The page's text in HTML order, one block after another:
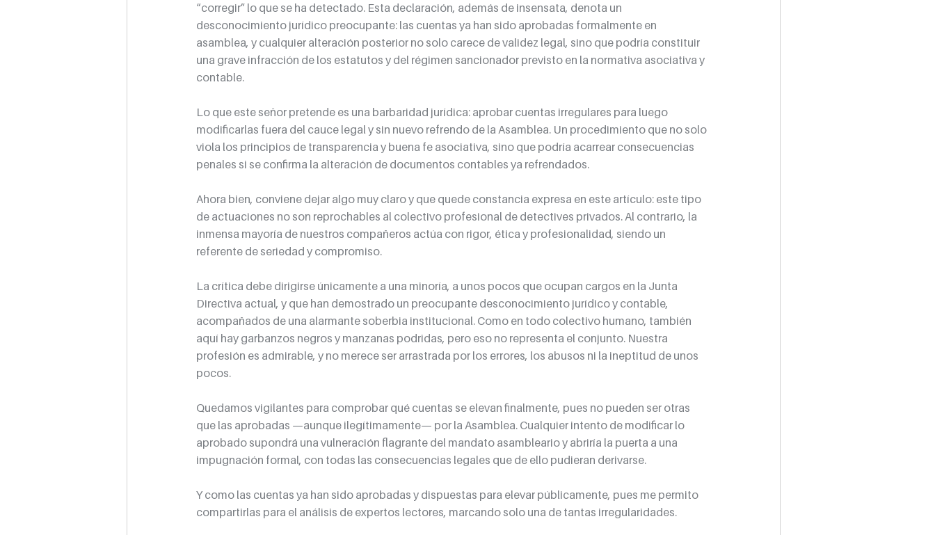
“corregir” lo que se ha detectado. Esta declaración, además de insensata, denota un
desconocimiento jurídico preocupante: las cuentas ya han sido aprobadas formalmente en
asamblea, y cualquier alteración posterior no solo carece de validez legal, sino que podría constituir
una grave infracción de los estatutos y del régimen sancionador previsto en la normativa asociativa y
contable.
Lo que este señor pretende es una barbaridad jurídica: aprobar cuentas irregulares para luego
modificarlas fuera del cauce legal y sin nuevo refrendo de la Asamblea. Un procedimiento que no solo
viola los principios de transparencia y buena fe asociativa, sino que podría acarrear consecuencias
penales si se confirma la alteración de documentos contables ya refrendados.
Ahora bien, conviene dejar algo muy claro y que quede constancia expresa en este artículo: este tipo
de actuaciones no son reprochables al colectivo profesional de detectives privados. Al contrario, la
inmensa mayoría de nuestros compañeros actúa con rigor, ética y profesionalidad, siendo un
referente de seriedad y compromiso.
La crítica debe dirigirse únicamente a una minoría, a unos pocos que ocupan cargos en la Junta
Directiva actual, y que han demostrado un preocupante desconocimiento jurídico y contable,
acompañados de una alarmante soberbia institucional. Como en todo colectivo humano, también
aquí hay garbanzos negros y manzanas podridas, pero eso no representa el conjunto. Nuestra
profesión es admirable, y no merece ser arrastrada por los errores, los abusos ni la ineptitud de unos
pocos.
Quedamos vigilantes para comprobar qué cuentas se elevan finalmente, pues no pueden ser otras
que las aprobadas —aunque ilegítimamente— por la Asamblea. Cualquier intento de modificar lo
aprobado supondrá una vulneración flagrante del mandato asambleario y abriría la puerta a una
impugnación formal, con todas las consecuencias legales que de ello pudieran derivarse.
Y como las cuentas ya han sido aprobadas y dispuestas para elevar públicamente, pues me permito
compartirlas para el análisis de expertos lectores, marcando solo una de tantas irregularidades.